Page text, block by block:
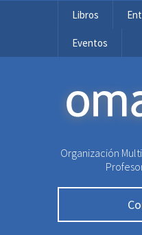
Libros
Eventos
OMAPA
Organización